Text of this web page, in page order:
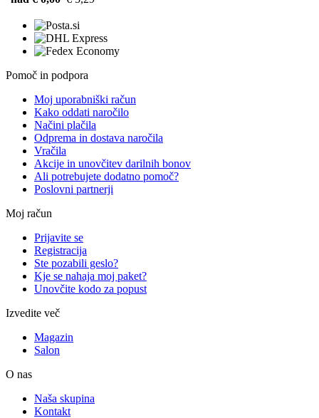
Pomoč in podpora
Moj uporabniški račun
Kako oddati naročilo
Načini plačila
Odprema in dostava naročila
Vračila
Akcije in unovčitev darilnih bonov
Ali potrebujete dodatno pomoč?
Poslovni partnerji
Moj račun
Prijavite se
Registracija
Ste pozabili geslo?
Kje se nahaja moj paket?
Unovčite kodo za popust
Izvedite več
Magazin
Salon
O nas
Naša skupina
Kontakt